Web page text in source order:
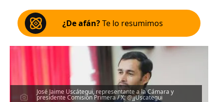
¿De afán?Te lo resumimos
José Jaime Uscátegui, representante a la Cámara y
presidente Comisión Primera / X: @jjUscategui